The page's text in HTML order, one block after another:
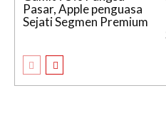
Pasar, Apple penguasa
Sejati Segmen Premium